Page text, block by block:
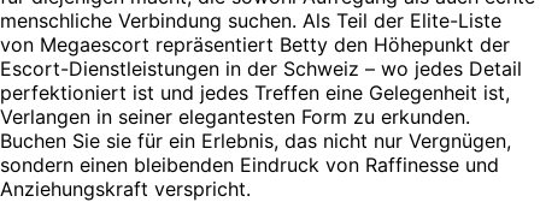
menschliche Verbindung suchen. Als Teil der Elite-Liste
von Megaescort repräsentiert Betty den Höhepunkt der
Escort-Dienstleistungen in der Schweiz – wo jedes Detail
perfektioniert ist und jedes Treffen eine Gelegenheit ist,
Verlangen in seiner elegantesten Form zu erkunden.
Buchen Sie sie für ein Erlebnis, das nicht nur Vergnügen,
sondern einen bleibenden Eindruck von Raffinesse und
Anziehungskraft verspricht.